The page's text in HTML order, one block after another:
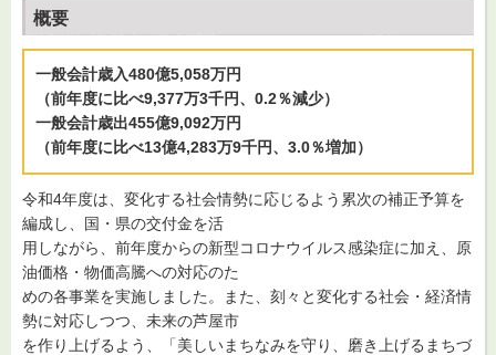
概要
一般会計歳入480億5,058万円
（前年度に比べ9,377万3千円、0.2％減少）
一般会計歳出455億9,092万円
（前年度に比べ13億4,283万9千円、3.0％増加）
令和4年度は、変化する社会情勢に応じるよう累次の補正予算を
編成し、国・県の交付金を活
用しながら、前年度からの新型コロナウイルス感染症に加え、原
油価格・物価高騰への対応のた
めの各事業を実施しました。また、刻々と変化する社会・経済情
勢に対応しつつ、未来の芦屋市
を作り上げるよう、「美しいまちなみを守り、磨き上げるまちづ